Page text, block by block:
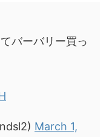
バーバリー買っ
March 1,